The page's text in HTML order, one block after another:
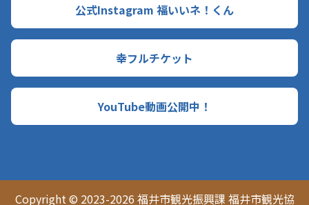
公式Instagram 福いいネ！くん
幸フルチケット
YouTube動画公開中！
Copyright © 2023-2026 福井市観光振興課 福井市観光協